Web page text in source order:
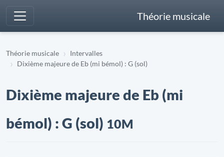
Théorie musicale
Théorie musicale
Intervalles
Dixième majeure de Eb (mi bémol) : G (sol)
Dixième majeure de Eb (mi
bémol) : G (sol) 10M